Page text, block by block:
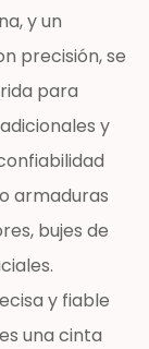
y un
precisión, se
para
y
armaduras
bujes de
y fiable
una cinta